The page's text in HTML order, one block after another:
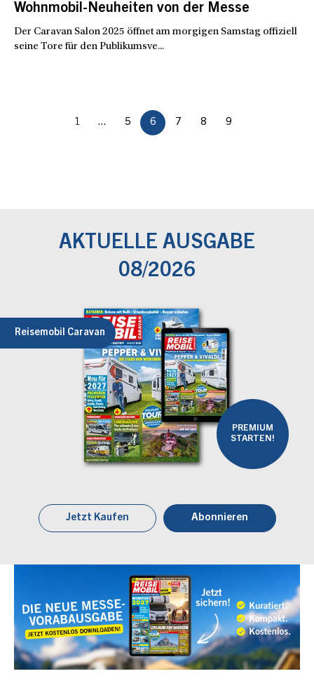
Wohnmobil-Neuheiten von der Messe
Der Caravan Salon 2025 öffnet am morgigen Samstag offiziell
seine Tore für den Publikumsve...
1 ... 5 6 7 8 9
AKTUELLE AUSGABE
08/2026
Reisemobil Caravan
PREMIUM
STARTEN!
Jetzt Kaufen Abonnieren